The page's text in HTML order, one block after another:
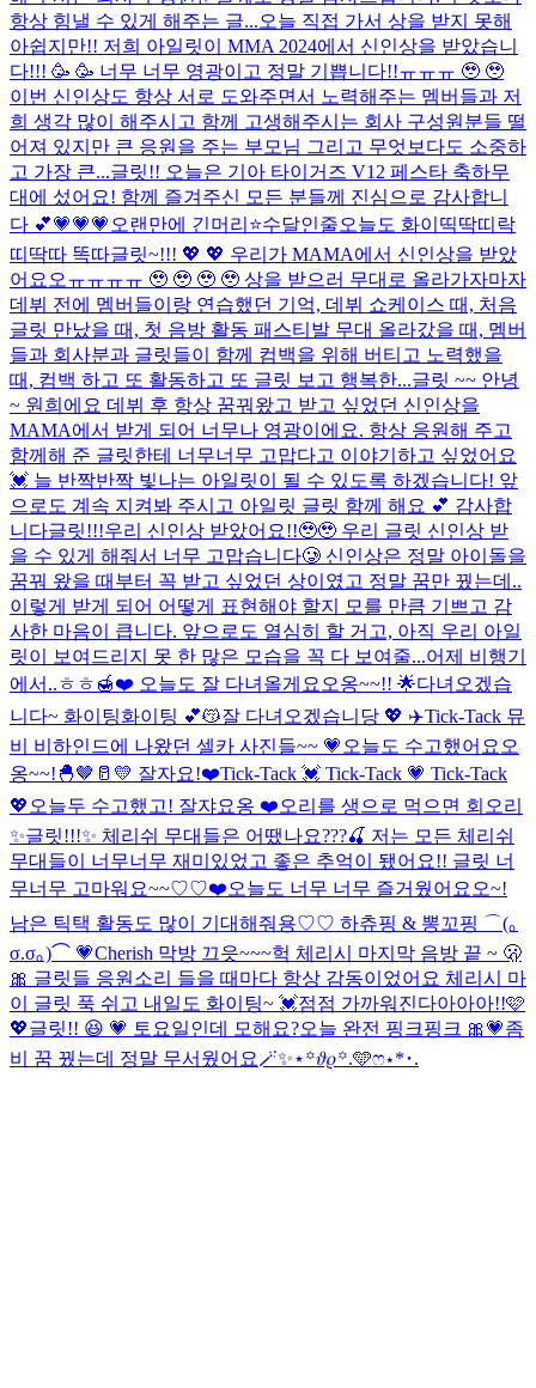
항상 힘낼 수 있게 해주는 글...오늘 직접 가서 상을 받지 못해
아쉽지만!! 저희 아일릿이 MMA 2024에서 신인상을 받았습니
다!!! 🥳 🥳 너무 너무 영광이고 정말 기쁩니다!!ㅠㅠㅠ 🥹 🥹
이번 신인상도 항상 서로 도와주면서 노력해주는 멤버들과 저
희 생각 많이 해주시고 함께 고생해주시는 회사 구성원분들 떨
어져 있지만 큰 응원을 주는 부모님 그리고 무엇보다도 소중하
고 가장 큰...글릿!! 오늘은 기아 타이거즈 V12 페스타 축하무
대에 섰어요! 함께 즐겨주신 모든 분들께 진심으로 감사합니
다 💕💗💗💗 오랜만에 긴머리⭐수달인줄오늘도 화이띡딱띠락
띠딱따 똑따글릿~!!! 💖 💖 우리가 MAMA에서 신인상을 받았
어요오ㅠㅠㅠㅠ 🥹 🥹 🥹 🥹 상을 받으러 무대로 올라가자마자
데뷔 전에 멤버들이랑 연습했던 기억, 데뷔 쇼케이스 때, 처음
글릿 만났을 때, 첫 음방 활동 패스티발 무대 올라갔을 때, 멤버
들과 회사분과 글릿들이 함께 컴백을 위해 버티고 노력했을
때, 컴백 하고 또 활동하고 또 글릿 보고 행복한...글릿 ~~ 안녕
~ 원희에요 데뷔 후 항상 꿈꿔왔고 받고 싶었던 신인상을
MAMA에서 받게 되어 너무나 영광이에요. 항상 응원해 주고
함께해 준 글릿한테 너무너무 고맙다고 이야기하고 싶었어요
💓 늘 반짝반짝 빛나는 아일릿이 될 수 있도록 하겠습니다! 앞
으로도 계속 지켜봐 주시고 아일릿 글릿 함께 해요 💕 감사합
니다글릿!!!우리 신인상 받았어요!!🥹🥹 우리 글릿 신인상 받
을 수 있게 해줘서 너무 고맙습니다🥲 신인상은 정말 아이돌을
꿈꿔 왔을 때부터 꼭 받고 싶었던 상이였고 정말 꿈만 꿨는데..
이렇게 받게 되어 어떻게 표현해야 할지 모를 만큼 기쁘고 감
사한 마음이 큽니다. 앞으로도 열심히 할 거고, 아직 우리 아일
릿이 보여드리지 못 한 많은 모습을 꼭 다 보여줄...어제 비행기
에서..ㅎㅎ🍯❤️ 오늘도 잘 다녀올게요오옹~~!! 🌟다녀오겠습
니다~ 화이팅화이팅 💕😽잘 다녀오겠습니당 💖 ✈️Tick-Tack 뮤
비 비하인드에 나왔던 셀카 사진들~~ 💗 오늘도 수고했어요오
옹~~!🐣🤎🥛💛 잘자요!❤️Tick-Tack 💓 Tick-Tack 💗 Tick-Tack
💖 오늘두 수고했고! 잘쟈요옹 ❤️오리를 생으로 먹으면 회오리
✨글릿!!!✨ 체리쉬 무대들은 어땠나요???🍒 저는 모든 체리쉬
무대들이 너무너무 재미있었고 좋은 추억이 됐어요!! 글릿 너
무너무 고마워요~~♡♡❤️오늘도 너무 너무 즐거웠어요오~!
남은 틱택 활동도 많이 기대해줘용♡♡ 하츄핑 & 뽕꼬핑 ⌒(｡
σ.σ｡)⌒ 💗Cherish 막방 끄읏~~~헉 체리시 마지막 음방 끝 ~ 🫢
🎀 글릿들 응원소리 들을 때마다 항상 감동이었어요 체리시 마
이 글릿 푹 쉬고 내일도 화이팅~ 💓점점 가까워진다아아아!!🩷
💖글릿!! 😆 💗 토요일인데 모해요?오늘 완전 핑크핑크 🎀💗좀
비 꿈 꿨는데 정말 무서웠어요 🪄︎︎✨⋆꙳𝜗𝜚꙳.‬️🩵ෆ‪⋆*･.